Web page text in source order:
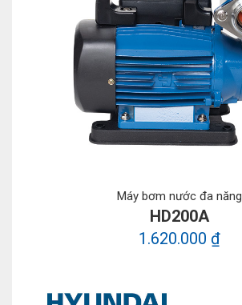
Máy bơm nước đa năng
HD200A
1.620.000 ₫